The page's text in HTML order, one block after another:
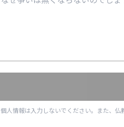
個人情報は入力しないでください。また、仏